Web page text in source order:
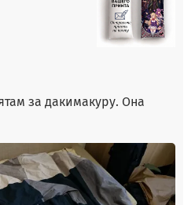
за дакимакуру. Она